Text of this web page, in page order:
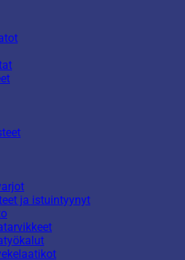
ja istuintyynyt